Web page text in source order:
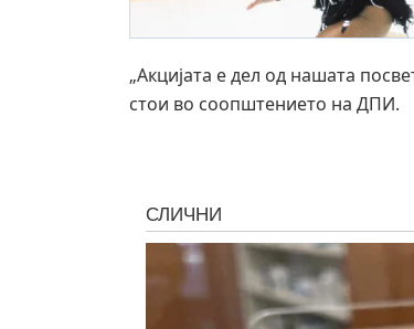
„Акцијата е дел од нашата
стои во соопштението на ДПИ.